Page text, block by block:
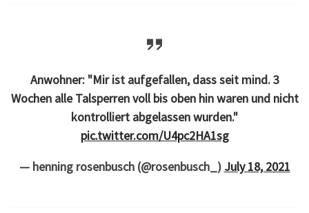
Anwohner: "Mir ist aufgefallen, dass seit mind. 3
Wochen alle Talsperren voll bis oben hin waren und nicht
kontrolliert abgelassen wurden."
pic.twitter.com/U4pc2HA1sg
— henning rosenbusch (@rosenbusch_) July 18, 2021